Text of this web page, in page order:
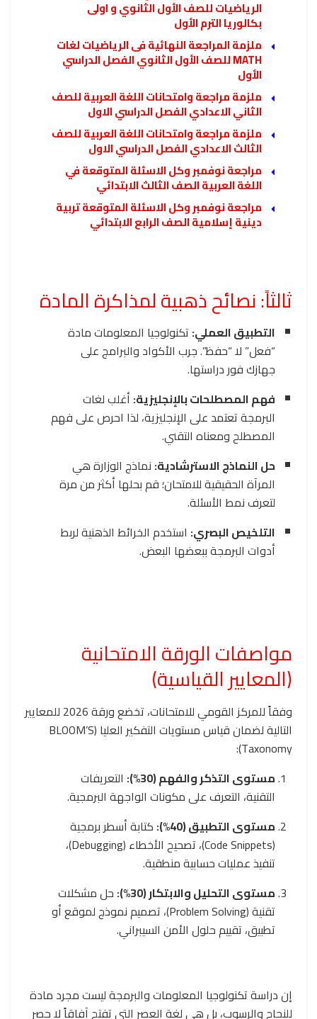
الرياضيات للصف الأول الثانوي و اولى
بكالوريا الترم الأول
ملزمة المراجعة النهائية فى الرياضيات لغات
MATH للصف الأول الثانوي الفصل الدراسي
الأول
ملزمة مراجعة وامتحانات اللغة العربية للصف
الثاني الاعدادي الفصل الدراسي الاول
ملزمة مراجعة وامتحانات اللغة العربية للصف
الثالث الاعدادي الفصل الدراسي الاول
مراجعة نوفمبر وكل الاسئلة المتوقعة في
اللغة العربية الصف الثالث الابتدائي
مراجعة نوفمبر وكل الاسئلة المتوقعة تربية
دينية إسلامية الصف الرابع الابتدائي
ثالثاً: نصائح ذهبية لمذاكرة المادة
التطبيق العملي: تكنولوجيا المعلومات مادة
“فعل” لا “حفظ”. جرب الأكواد والبرامج على
جهازك فور دراستها.
فهم المصطلحات بالإنجليزية: أغلب لغات
البرمجة تعتمد على الإنجليزية، لذا احرص على فهم
المصطلح ومعناه التقني.
حل النماذج الاسترشادية: نماذج الوزارة هي
المرآة الحقيقية للامتحان؛ قم بحلها أكثر من مرة
لتعرف نمط الأسئلة.
التلخيص البصري: استخدم الخرائط الذهنية لربط
أدوات البرمجة ببعضها البعض.
مواصفات الورقة الامتحانية
(المعايير القياسية)
وفقاً للمركز القومي للامتحانات، تخضع ورقة 2026 للمعايير
التالية لضمان قياس مستويات التفكير العليا (BLOOM’S
Taxonomy):
مستوى التذكر والفهم (30%):
التعريفات
التقنية، التعرف على مكونات الواجهة البرمجية.
مستوى التطبيق (40%):
كتابة أسطر برمجية
(Code Snippets)، تصحيح الأخطاء (Debugging)،
تنفيذ عمليات حسابية منطقية.
مستوى التحليل والابتكار (30%):
حل مشكلات
تقنية (Problem Solving)، تصميم نموذج لموقع أو
تطبيق، تقييم حلول الأمن السيبراني.
إن دراسة تكنولوجيا المعلومات والبرمجة ليست مجرد مادة
للنجاح والرسوب، بل هي لغة العصر التي تفتح آفاقاً لا حصر